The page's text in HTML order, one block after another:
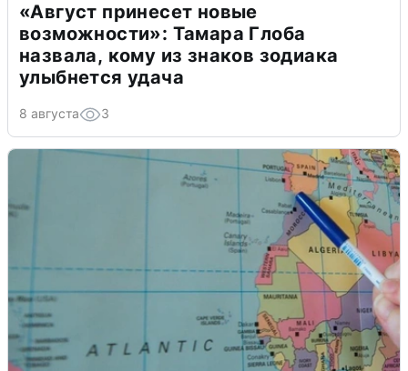
«Август принесет новые
возможности»: Тамара Глоба
назвала, кому из знаков зодиака
улыбнется удача
8 августа 3